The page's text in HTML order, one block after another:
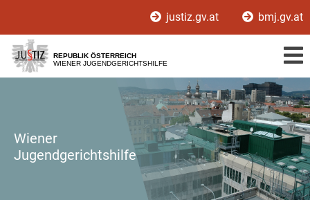
[1]
[2]
justiz.gv.at bmj.gv.at
REPUBLIK ÖSTERREICH
WIENER JUGENDGERICHTSHILFE
Wiener
Jugendgerichtshilfe